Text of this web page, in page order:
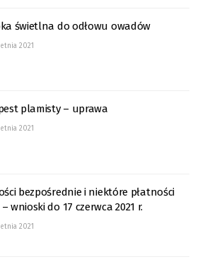
świetlna do odłowu owadów
2021
plamisty – uprawa
2021
bezpośrednie i niektóre płatności
– wnioski do 17 czerwca 2021 r.
2021